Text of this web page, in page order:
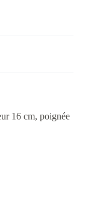
16 cm, poignée